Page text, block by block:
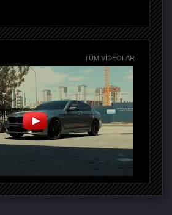
TÜM VIDEOLAR